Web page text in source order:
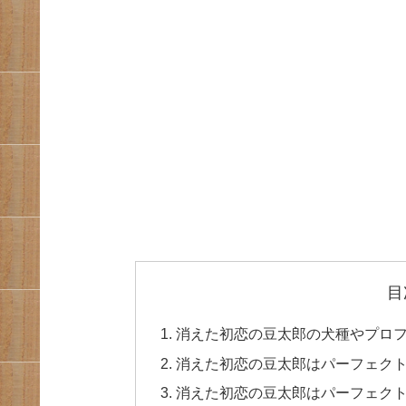
消えた初恋の豆太郎の犬種やプロ
消えた初恋の豆太郎はパーフェク
消えた初恋の豆太郎はパーフェク